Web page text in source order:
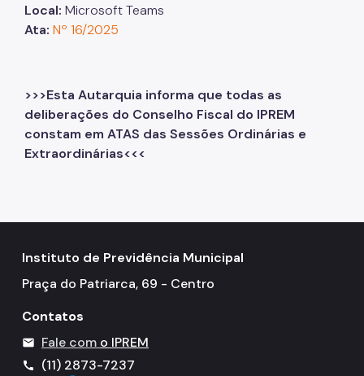
Local: Microsoft Teams
Ata: Nº 16/2025
>>>Esta Autarquia informa que todas as
deliberações do Conselho Fiscal do IPREM
constam em ATAS das Sessões Ordinárias e
Extraordinárias<<<
Instituto de Previdência Municipal
Praça do Patriarca, 69 - Centro
Contatos
mail Fale com o IPREM
call (11) 2873-7237